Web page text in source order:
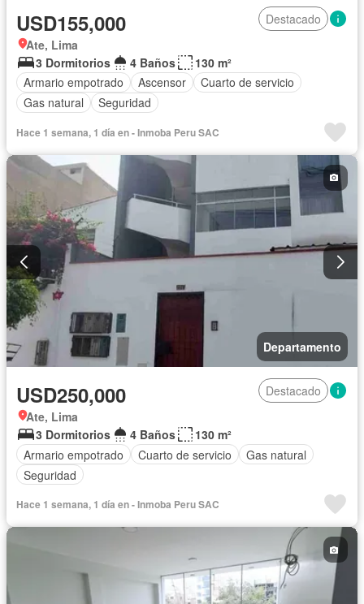
USD155,000
Destacado
Ate, Lima
3 Dormitorios
4 Baños
130 m²
Armario empotrado
Ascensor
Cuarto de servicio
Gas natural
Seguridad
Hace 1 semana, 1 día en - Inmoba Peru SAC
Departamento
USD250,000
Destacado
Ate, Lima
3 Dormitorios
4 Baños
130 m²
Armario empotrado
Cuarto de servicio
Gas natural
Seguridad
Hace 1 semana, 1 día en - Inmoba Peru SAC